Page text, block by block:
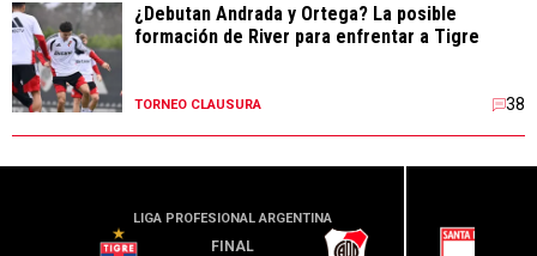
¿Debutan Andrada y Ortega? La posible
formación de River para enfrentar a Tigre
TORNEO CLAUSURA 38
LIGA PROFESIONAL ARGENTINA
FINAL